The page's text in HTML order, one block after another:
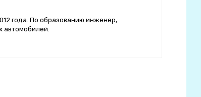
года. По образованию инженер,.
автомобилей.